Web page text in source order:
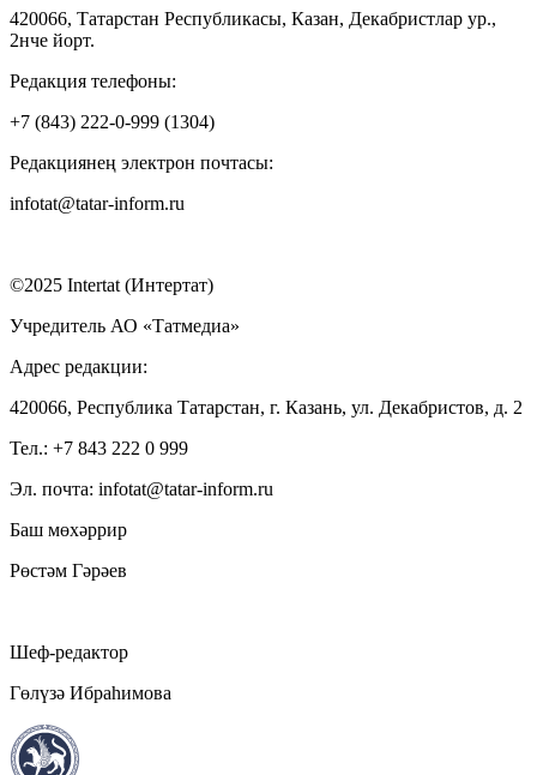
420066, Татарстан Республикасы, Казан, Декабристлар ур.,
2нче йорт.
Редакция телефоны:
+7 (843) 222-0-999 (1304)
Редакциянең электрон почтасы:
infotat@tatar-inform.ru
©2025 Intertat (Интертат)
Учредитель АО «Татмедиа»
Адрес редакции:
420066, Республика Татарстан, г. Казань, ул. Декабристов, д. 2
Тел.: +7 843 222 0 999
Эл. почта: infotat@tatar-inform.ru
Баш мөхәррир
Рөстәм Гәрәев
Шеф-редактор
Гөлүзә Ибраһимова